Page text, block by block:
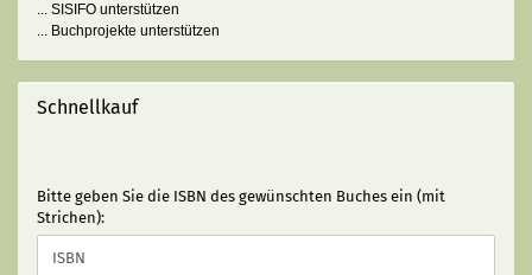
... SISIFO unterstützen
... Buchprojekte unterstützen
Schnellkauf
BITTE
GEBEN
SIE
DIE
Bitte geben Sie die ISBN des gewünschten Buches ein (mit
Strichen):